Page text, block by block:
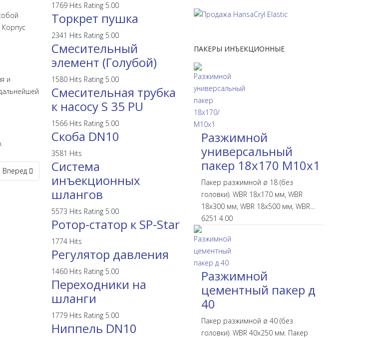
и
Следующий: Шланги высокого давления L=0,3 м., с резьбой М10х1 (Удочка)
Вперед
1769 Hits Rating 5.00
Торкрет пушка
2341 Hits Rating 5.00
Смесительный
элемент (Голубой)
1580 Hits Rating 5.00
Смесительная трубка
к насосу S 35 PU
1566 Hits Rating 5.00
Скоба DN10
3581 Hits
Система
инъекционных
шлангов
5573 Hits Rating 5.00
Ротор-статор к SP-Star
1774 Hits
Регулятор давления
1460 Hits Rating 5.00
Переходники на
шланги
1779 Hits Rating 5.00
Ниппель DN10
ПАКЕРЫ ИНЪЕКЦИОННЫЕ
Разжимной
универсальный
пакер 18х170 М10х1
Пакер разжимной ø 18 (без
головки). WBR 18х170 мм, WBR
18х300 мм, WBR 18х500 мм, WBR…
6251 4.00
Разжимной
цементный пакер д
40
Пакер разжимной ø 40 (без
головки). WBR 40х250 мм. Пакер